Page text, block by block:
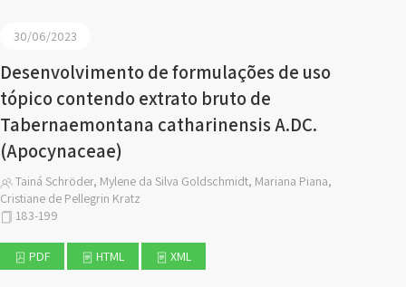
30/06/2023
Desenvolvimento de formulações de uso
tópico contendo extrato bruto de
Tabernaemontana catharinensis A.DC.
(Apocynaceae)
Tainá Schröder, Mylene da Silva Goldschmidt, Mariana Piana,
Cristiane de Pellegrin Kratz
183-199
PDF HTML XML